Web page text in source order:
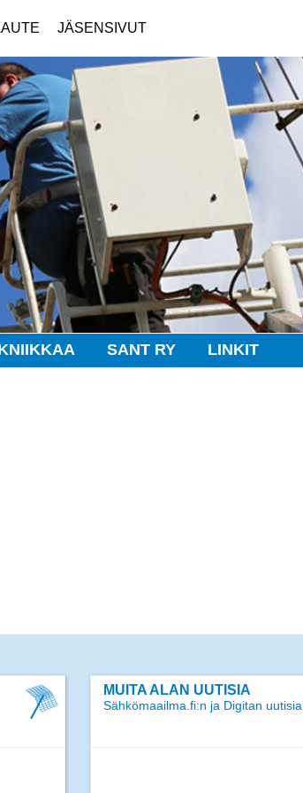
JÄSENSIVUT
SANT RY LINKIT
MUITA ALAN UUTISIA
Sähkömaailma.fi:n ja Digitan uutisia